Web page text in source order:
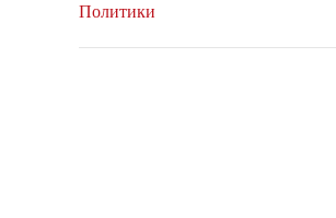
Политики